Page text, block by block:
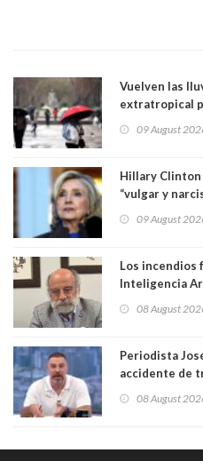
Vuelven las
extratropical
09 August
Hillary Clinton
“vulgar y
casa. Y la está
09 August
Los incendios
Inteligencia
Magister en
08 August
Periodista
accidente de
08 August